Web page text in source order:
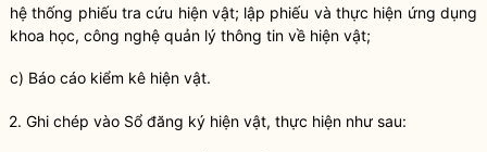
hệ thống phiếu tra cứu hiện vật; lập phiếu và thực hiện ứng dụng
khoa học, công nghệ quản lý thông tin về hiện vật;
c) Báo cáo kiểm kê hiện vật.
2. Ghi chép vào Sổ đăng ký hiện vật, thực hiện như sau: